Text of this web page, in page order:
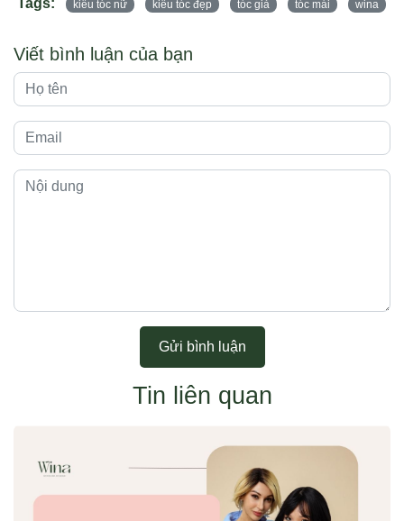
kiểu tóc nữ kiểu tóc đẹp tóc giả tóc mái wina
Viết bình luận của bạn
Gửi bình luận
Tin liên quan